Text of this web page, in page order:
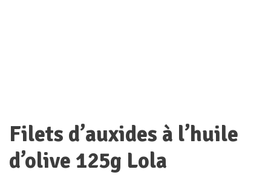
Filets d’auxides à l’huile
d’olive 125g Lola